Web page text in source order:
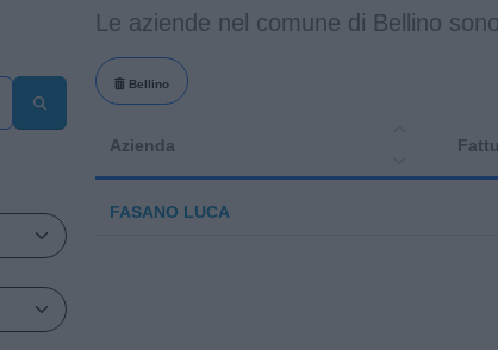
Le aziende nel comune di Bellino
Bellino
Azienda
FASANO LUCA